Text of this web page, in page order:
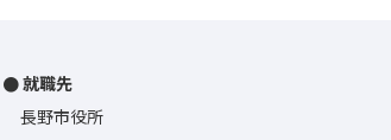
● 就職先
長野市役所